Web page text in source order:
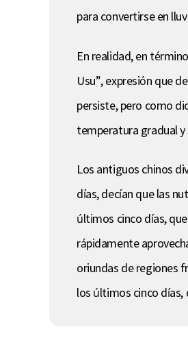
para convertirse en
En realidad, en
Usu”, expresión que
persiste, pero como
temperatura gradual y
Los antiguos chinos
días, decían que las
últimos cinco días,
rápidamente
oriundas de regiones
los últimos cinco días,